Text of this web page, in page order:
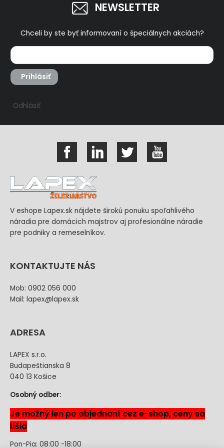
NEWSLETTER
Chceli by ste byť informovaní o špeciálnych akciách?
Prihlásiť
Odhlásiť
V eshope Lapex.sk nájdete širokú ponuku spoľahlivého
náradia pre domácich majstrov aj profesionálne náradie
pre podniky a remeselníkov.
KONTAKTUJTE NÁS
Mob: 0902 056 000
Mail: lapex@lapex.sk
ADRESA
LAPEX s.r.o.
Budapeštianska 8
040 13 Košice
Osobný odber:
Je možný len po objednaní cez e-shop, ceny sa
líšia
Pon-Pia: 08:00 -18:00